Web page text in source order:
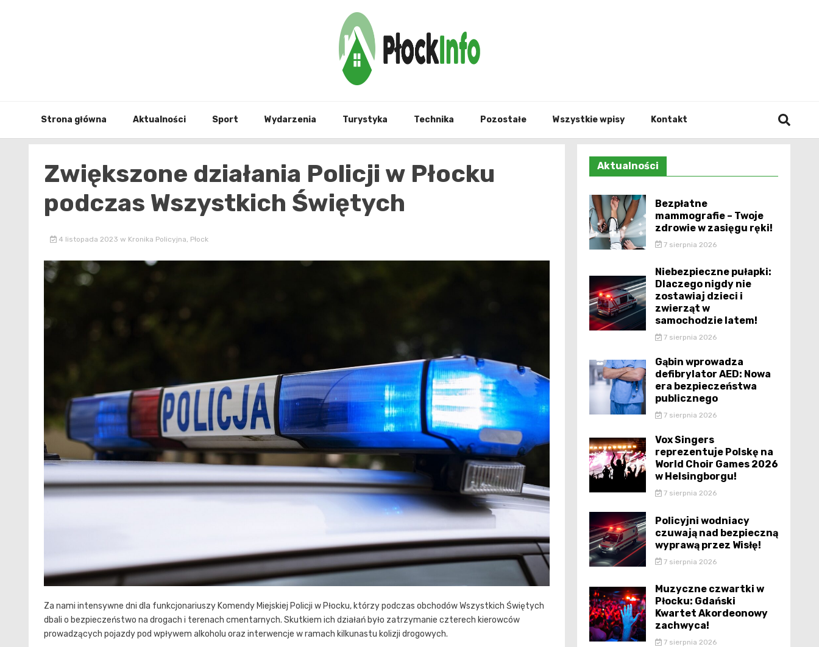
Strona główna Aktualności Sport Wydarzenia Turystyka Technika Pozostałe Wszystkie wpisy Kontakt
Zwiększone działania Policji w Płocku
podczas Wszystkich Świętych
4 listopada 2023 w Kronika Policyjna, Płock
Za nami intensywne dni dla funkcjonariuszy Komendy Miejskiej Policji w Płocku, którzy podczas obchodów Wszystkich Świętych
dbali o bezpieczeństwo na drogach i terenach cmentarnych. Skutkiem ich działań było zatrzymanie czterech kierowców
prowadzących pojazdy pod wpływem alkoholu oraz interwencje w ramach kilkunastu kolizji drogowych.
Aktualności
Bezpłatne
mammografie – Twoje
zdrowie w zasięgu ręki!
7 sierpnia 2026
Niebezpieczne pułapki:
Dlaczego nigdy nie
zostawiaj dzieci i
zwierząt w
samochodzie latem!
7 sierpnia 2026
Gąbin wprowadza
defibrylator AED: Nowa
era bezpieczeństwa
publicznego
7 sierpnia 2026
Vox Singers
reprezentuje Polskę na
World Choir Games 2026
w Helsingborgu!
7 sierpnia 2026
Policyjni wodniacy
czuwają nad bezpieczną
wyprawą przez Wisłę!
7 sierpnia 2026
Muzyczne czwartki w
Płocku: Gdański
Kwartet Akordeonowy
zachwyca!
7 sierpnia 2026